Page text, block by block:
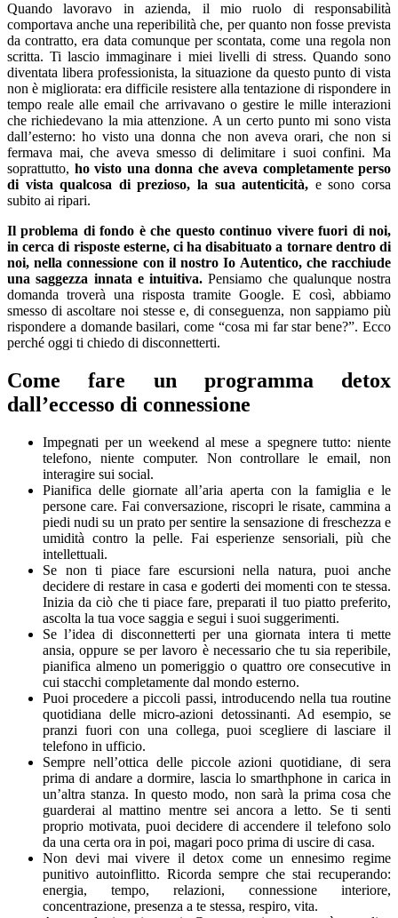
Quando lavoravo in azienda, il mio ruolo di responsabilità
comportava anche una reperibilità che, per quanto non fosse prevista
da contratto, era data comunque per scontata, come una regola non
scritta. Ti lascio immaginare i miei livelli di stress. Quando sono
diventata libera professionista, la situazione da questo punto di vista
non è migliorata: era difficile resistere alla tentazione di rispondere in
tempo reale alle email che arrivavano o gestire le mille interazioni
che richiedevano la mia attenzione. A un certo punto mi sono vista
dall’esterno: ho visto una donna che non aveva orari, che non si
fermava mai, che aveva smesso di delimitare i suoi confini. Ma
soprattutto, ho visto una donna che aveva completamente perso
di vista qualcosa di prezioso, la sua autenticità, e sono corsa
subito ai ripari.
Il problema di fondo è che questo continuo vivere fuori di noi,
in cerca di risposte esterne, ci ha disabituato a tornare dentro di
noi, nella connessione con il nostro Io Autentico, che racchiude
una saggezza innata e intuitiva. Pensiamo che qualunque nostra
domanda troverà una risposta tramite Google. E così, abbiamo
smesso di ascoltare noi stesse e, di conseguenza, non sappiamo più
rispondere a domande basilari, come “cosa mi far star bene?”. Ecco
perché oggi ti chiedo di disconnetterti.
Come fare un programma detox
dall’eccesso di connessione
Impegnati per un weekend al mese a spegnere tutto: niente
telefono, niente computer. Non controllare le email, non
interagire sui social.
Pianifica delle giornate all’aria aperta con la famiglia e le
persone care. Fai conversazione, riscopri le risate, cammina a
piedi nudi su un prato per sentire la sensazione di freschezza e
umidità contro la pelle. Fai esperienze sensoriali, più che
intellettuali.
Se non ti piace fare escursioni nella natura, puoi anche
decidere di restare in casa e goderti dei momenti con te stessa.
Inizia da ciò che ti piace fare, preparati il tuo piatto preferito,
ascolta la tua voce saggia e segui i suoi suggerimenti.
Se l’idea di disconnetterti per una giornata intera ti mette
ansia, oppure se per lavoro è necessario che tu sia reperibile,
pianifica almeno un pomeriggio o quattro ore consecutive in
cui stacchi completamente dal mondo esterno.
Puoi procedere a piccoli passi, introducendo nella tua routine
quotidiana delle micro-azioni detossinanti. Ad esempio, se
pranzi fuori con una collega, puoi scegliere di lasciare il
telefono in ufficio.
Sempre nell’ottica delle piccole azioni quotidiane, di sera
prima di andare a dormire, lascia lo smarthphone in carica in
un’altra stanza. In questo modo, non sarà la prima cosa che
guarderai al mattino mentre sei ancora a letto. Se ti senti
proprio motivata, puoi decidere di accendere il telefono solo
da una certa ora in poi, magari poco prima di uscire di casa.
Non devi mai vivere il detox come un ennesimo regime
punitivo autoinflitto. Ricorda sempre che stai recuperando:
energia, tempo, relazioni, connessione interiore,
concentrazione, presenza a te stessa, respiro, vita.